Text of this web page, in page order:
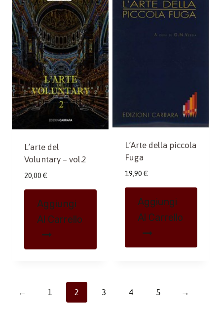
L’arte del
Voluntary – vol.2
20,00 €
Aggiungi
Al Carrello
L’Arte della piccola
Fuga
19,90 €
Aggiungi
Al Carrello
← 1 2 3 4 5 →